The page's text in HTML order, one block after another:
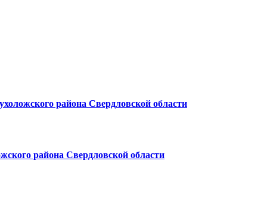
района Свердловской области
района Свердловской области